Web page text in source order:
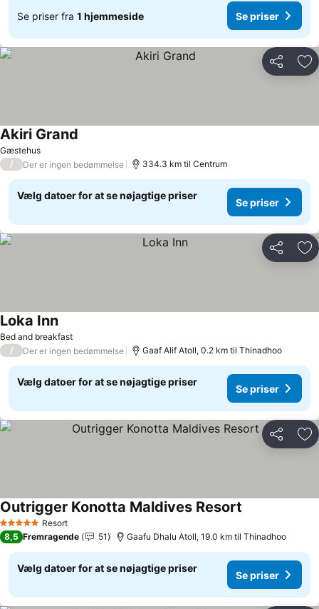
Se priser fra 1 hjemmeside Se priser
Del
Gæstehus
Akiri Grand
/ Der er ingen bedømmelse 334.3 km til Centrum
Vælg datoer for at se nøjagtige priser
Se priser
Del
Bed and breakfast
Loka InnSe priser
/ Der er ingen bedømmelse Gaaf Alif Atoll, 0.2 km til Thinadhoo
Vælg datoer for at se nøjagtige priser
Se priser
Del
5 Stjerner Resort
Outrigger Konotta Maldives Resort
8,5 Fremragende 51 Gaafu Dhalu Atoll, 19.0 km til Thinadhoo
Vælg datoer for at se nøjagtige priser
Se priser